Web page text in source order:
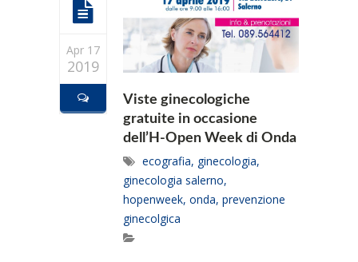
Apr 17
2019
Viste ginecologiche
gratuite in occasione
dell’H-Open Week di Onda
ecografia, ginecologia,
ginecologia salerno,
hopenweek, onda, prevenzione
ginecolgica